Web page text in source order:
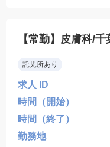
【常勤】皮膚科/
託児所あり
求人 ID
時間（開始）
時間（終了）
勤務地